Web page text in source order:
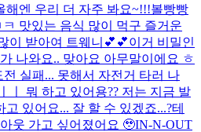
해엔 우리 더 자주 봐요~!!!볼빵빵
맛있는 음식 많이 먹구 즐거운
이 받아여 트웨니💕💕이거 비밀인
나와요.. 맞아요 아무말이에요 ㅎ
실패... 못해서 자전거 타러 나
ㅣ 뭐 하고 있어용?? 저는 지금 발
있어요... 잘 할 수 있겠죠...?테
웃 가고 싶어졌어요 🥹IN-N-OUT